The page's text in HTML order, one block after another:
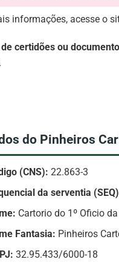
informações, acesse o
de certidões ou
do Pinheiros
(CNS): 22.863-3
da serventia
Cartorio do 1º Oficio
Fantasia: Pinheiros
32.95.433/6000-18